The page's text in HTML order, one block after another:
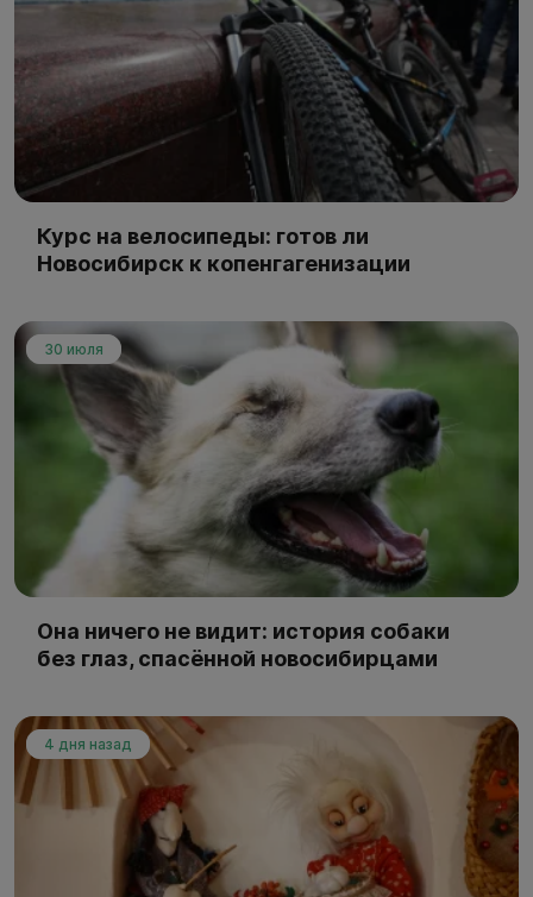
Курс на велосипеды: готов ли
Новосибирск к копенгагенизации
30 июля
Она ничего не видит: история собаки
без глаз, спасённой новосибирцами
4 дня назад